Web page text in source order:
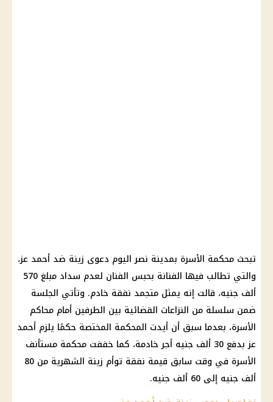
تبحث محكمة الأسرة بمدينة نصر اليوم دعوى زينة ضد أحمد عز،
والتي تطالب فيها الفنانة بحبس الفنان لعدم سداد مبلغ 570
ألف جنيه، قالت إنه يمثل متجمد نفقة خادم. وتأتي الجلسة
ضمن سلسلة من النزاعات القضائية بين الطرفين أمام محاكم
الأسرة، بعدما سبق أن أيدت المحكمة المختصة حكمًا يلزم أحمد
عز بدفع 30 ألف جنيه أجر خادمة، كما خففت محكمة مستأنف
الأسرة في وقت سابق قيمة نفقة توأم زينة الشهرية من 80
ألف جنيه إلى 60 ألف جنيه.